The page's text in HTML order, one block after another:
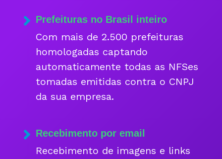
Prefeituras no Brasil inteiro
Com mais de 2.500 prefeituras
homologadas captando
automaticamente todas as NFSes
tomadas emitidas contra o CNPJ
da sua empresa.
Recebimento por email
Recebimento de imagens e links